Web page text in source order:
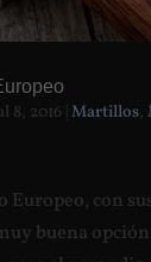
8, 2016 Martillos,
con
buena